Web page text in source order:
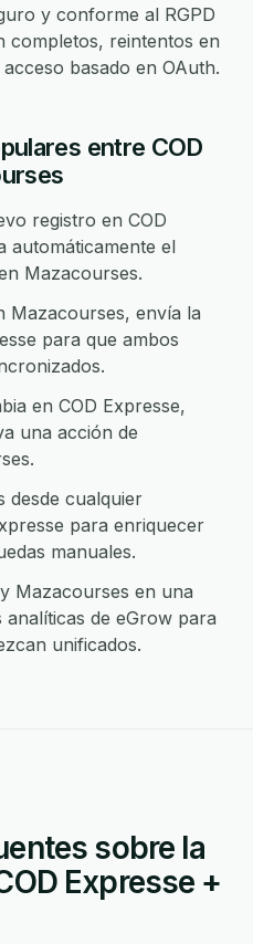
y conforme al RGPD
completos, reintentos en
basado en OAuth.
entre COD
registro en COD
automáticamente el
Mazacourses.
Mazacourses, envía la
para que ambos
en COD Expresse,
una acción de
desde cualquier
para enriquecer
manuales.
Mazacourses en una
de eGrow para
unificados.
sobre la
Expresse +